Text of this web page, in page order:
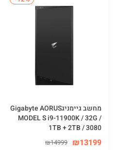
מחשב גיימניגGigabyte AORUS
MODEL S i9-11900K / 32G /
1TB + 2TB / 3080
₪13199
₪14999